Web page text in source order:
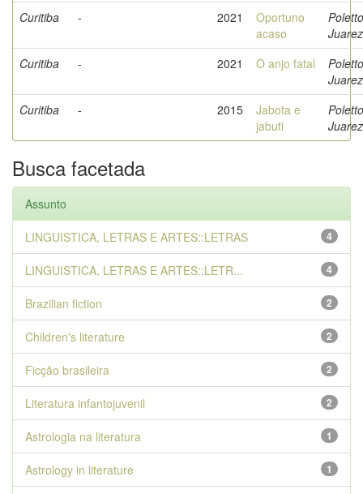
Curitiba - 2021
Oportuno
acaso
Juarez
Curitiba
- 2021 O anjo fatal
Juarez
Curitiba
- 2015
Jabota e
jabuti
Juarez
Busca facetada
Assunto
4
LINGUISTICA, LETRAS E ARTES::LETRAS
4
LINGUISTICA, LETRAS E ARTES::LETR...
2
Brazilian fiction
2
Children's literature
2
Ficção brasileira
2
Literatura infantojuvenil
1
Astrologia na literatura
1
Astrology in literature